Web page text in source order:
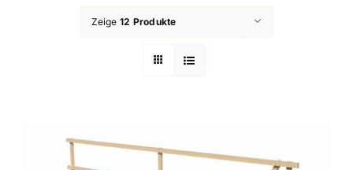
Zeige 12 Produkte